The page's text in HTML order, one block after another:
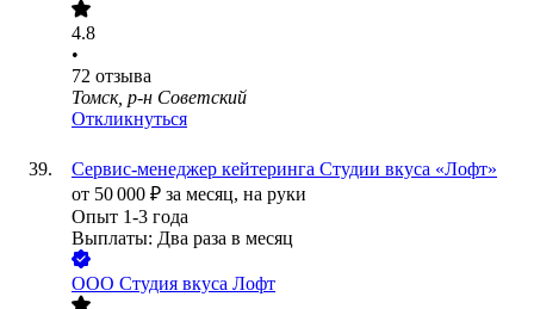
4.8
•
72 отзыва
Томск, р-н Советский
Откликнуться
Сервис-менеджер кейтеринга Студии вкуса «Лофт»
от 50 000 ₽ за месяц, на руки
Опыт 1-3 года
Выплаты: Два раза в месяц
ООО Студия вкуса Лофт